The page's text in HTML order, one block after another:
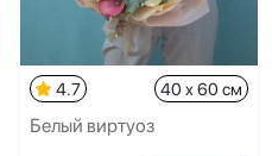
4.7 40 x 60 см
Белый виртуоз